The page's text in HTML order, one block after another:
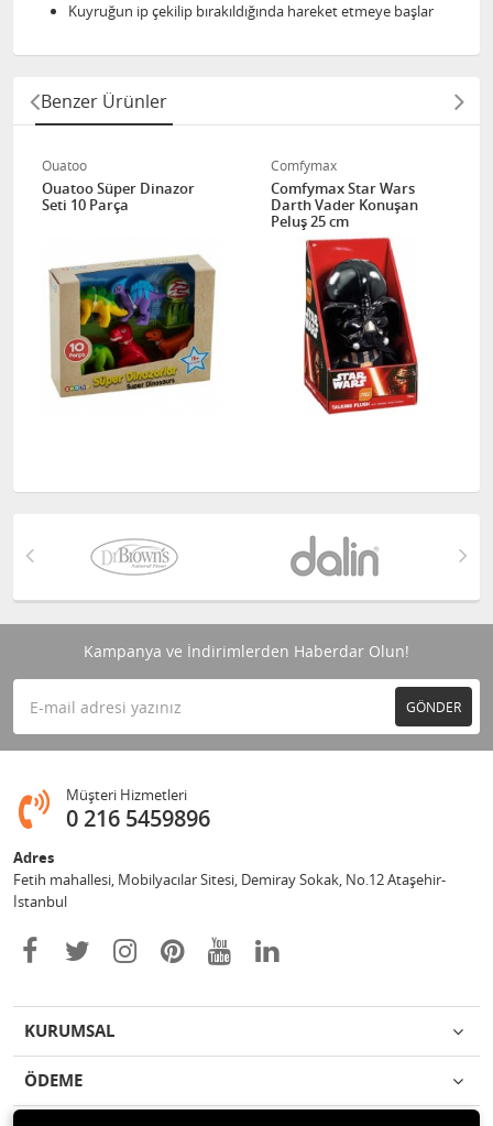
Kuyruğun ip çekilip bırakıldığında hareket etmeye başlar
Benzer Ürünler
Ouatoo
Ouatoo Süper Dinazor
Seti 10 Parça
Comfymax
Comfymax Star Wars
Darth Vader Konuşan
Peluş 25 cm
Kampanya ve İndirimlerden Haberdar Olun!
GÖNDER
Müşteri Hizmetleri
0 216 5459896
Adres
Fetih mahallesi, Mobilyacılar Sitesi, Demiray Sokak, No.12 Ataşehir-
İstanbul
KURUMSAL
ÖDEME